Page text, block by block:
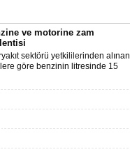
ve motorine zam
sektörü yetkililerinden alınan
göre benzinin litresinde 15
bekleniyor.